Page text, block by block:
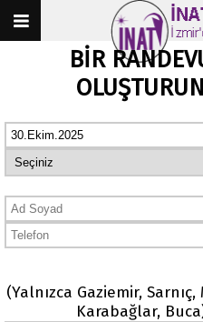
BİR
OLUŞTURUN
(Yalnızca Gaziemir,
Karabağlar,